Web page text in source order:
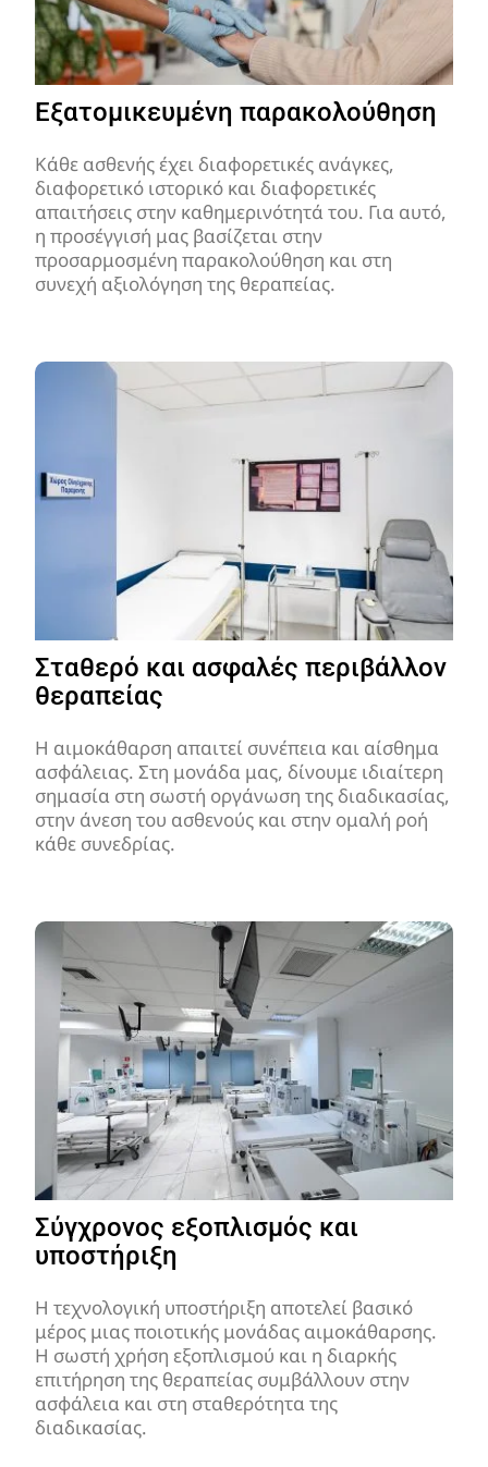
Εξατομικευμένη παρακολούθηση
Κάθε ασθενής έχει διαφορετικές ανάγκες,
διαφορετικό ιστορικό και διαφορετικές
απαιτήσεις στην καθημερινότητά του. Για αυτό,
η προσέγγισή μας βασίζεται στην
προσαρμοσμένη παρακολούθηση και στη
συνεχή αξιολόγηση της θεραπείας.
Σταθερό και ασφαλές περιβάλλον
θεραπείας
Η αιμοκάθαρση απαιτεί συνέπεια και αίσθημα
ασφάλειας. Στη μονάδα μας, δίνουμε ιδιαίτερη
σημασία στη σωστή οργάνωση της διαδικασίας,
στην άνεση του ασθενούς και στην ομαλή ροή
κάθε συνεδρίας.
Σύγχρονος εξοπλισμός και
υποστήριξη
Η τεχνολογική υποστήριξη αποτελεί βασικό
μέρος μιας ποιοτικής μονάδας αιμοκάθαρσης.
Η σωστή χρήση εξοπλισμού και η διαρκής
επιτήρηση της θεραπείας συμβάλλουν στην
ασφάλεια και στη σταθερότητα της
διαδικασίας.